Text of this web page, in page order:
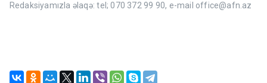
Redaksiyamızla əlaqə: tel; 070 372 99 90, e-mail office@afn.az